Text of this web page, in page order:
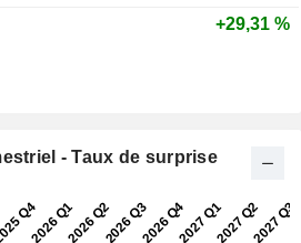
+29,31 %
- Taux de surprise